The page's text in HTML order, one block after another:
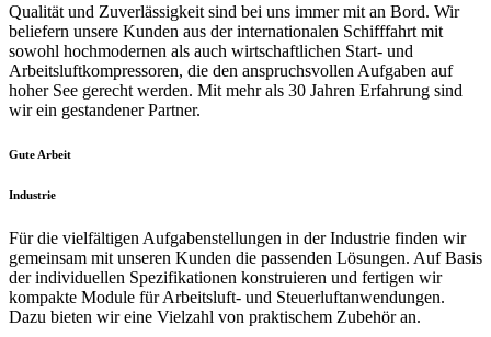
Qualität und Zuverlässigkeit sind bei uns immer mit an Bord. Wir
beliefern unsere Kunden aus der internationalen Schifffahrt mit
sowohl hochmodernen als auch wirtschaftlichen Start- und
Arbeitsluftkompressoren, die den anspruchsvollen Aufgaben auf
hoher See gerecht werden. Mit mehr als 30 Jahren Erfahrung sind
wir ein gestandener Partner.
Gute Arbeit
Industrie
Für die vielfältigen Aufgabenstellungen in der Industrie finden wir
gemeinsam mit unseren Kunden die passenden Lösungen. Auf Basis
der individuellen Spezifikationen konstruieren und fertigen wir
kompakte Module für Arbeitsluft- und Steuerluftanwendungen.
Dazu bieten wir eine Vielzahl von praktischem Zubehör an.